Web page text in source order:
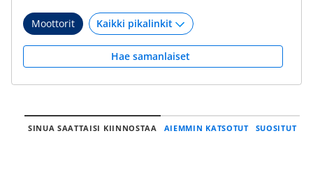
Moottorit
Hae samanlaiset
SINUA SAATTAISI KIINNOSTAA AIEMMIN KATSOTUT SUOSITUT